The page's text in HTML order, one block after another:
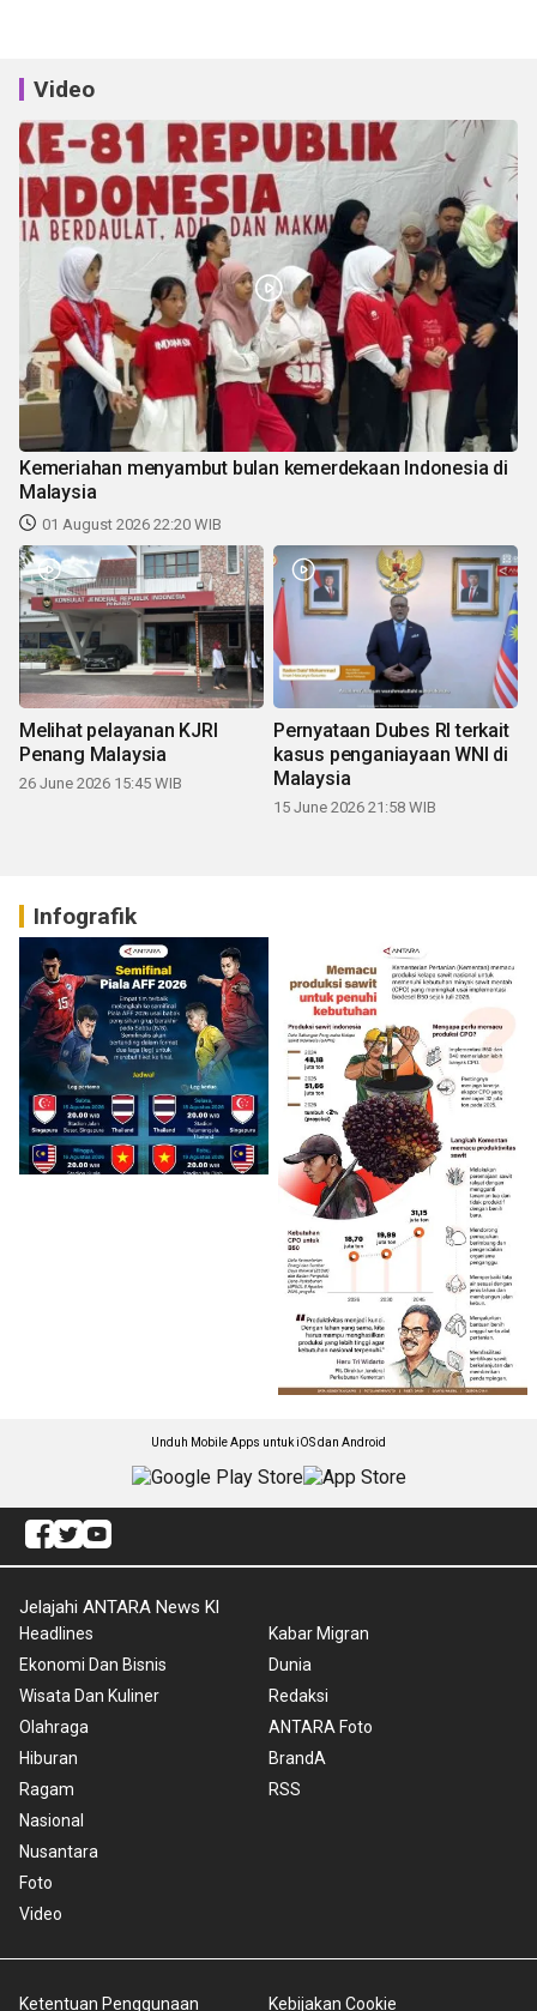
Video
Kemeriahan menyambut bulan kemerdekaan Indonesia di
Malaysia
01 August 2026 22:20 WIB
Melihat pelayanan KJRI
Penang Malaysia
26 June 2026 15:45 WIB
Pernyataan Dubes RI terkait
kasus penganiayaan WNI di
Malaysia
15 June 2026 21:58 WIB
Infografik
Unduh Mobile Apps untuk iOS dan Android
Jelajahi ANTARA News Kl
Headlines
Ekonomi Dan Bisnis
Wisata Dan Kuliner
Olahraga
Hiburan
Ragam
Nasional
Nusantara
Foto
Video
Kabar Migran
Dunia
Redaksi
ANTARA Foto
BrandA
RSS
Ketentuan Penggunaan Kebijakan Cookie